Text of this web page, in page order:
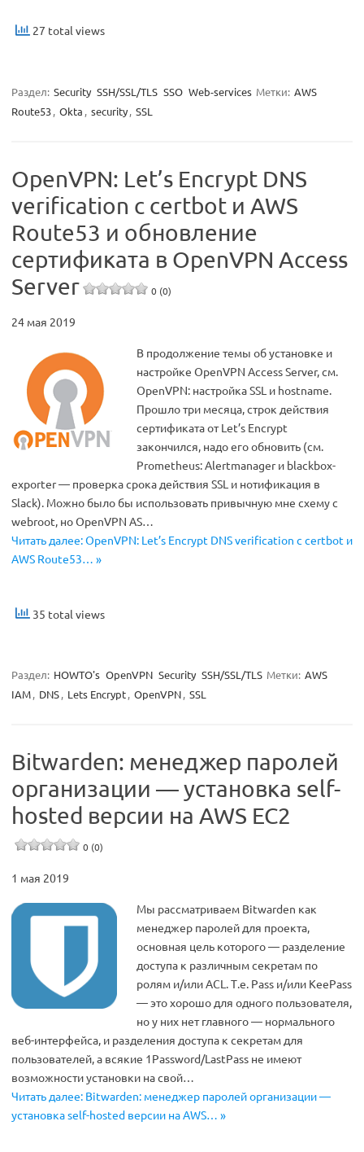
27 total views
Раздел: Security SSH/SSL/TLS SSO Web-services Метки: AWS
Route53, Okta , security, SSL
OpenVPN: Let’s Encrypt DNS
verification с certbot и AWS
Route53 и обновление
сертификата в OpenVPN Access
Server
0 (0)
24 мая 2019
В продолжение темы об установке и
настройке OpenVPN Access Server, см.
OpenVPN: настройка SSL и hostname.
Прошло три месяца, строк действия
сертификата от Let’s Encrypt
закончился, надо его обновить (см.
Prometheus: Alertmanager и blackbox-
exporter — проверка срока действия SSL и нотификация в
Slack). Можно было бы использовать привычную мне схему с
webroot, но OpenVPN AS…
Читать далее: OpenVPN: Let’s Encrypt DNS verification с certbot и
AWS Route53… »
35 total views
Раздел: HOWTO's OpenVPN Security SSH/SSL/TLS Метки: AWS
IAM, DNS, Lets Encrypt, OpenVPN, SSL
Bitwarden: менеджер паролей
организации — установка self-
hosted версии на AWS EC2
0 (0)
1 мая 2019
Мы рассматриваем Bitwarden как
менеджер паролей для проекта,
основная цель которого — разделение
доступа к различным секретам по
ролям и/или ACL. Т.е. Pass и/или KeePass
— это хорошо для одного пользователя,
но у них нет главного — нормального
веб-интерфейса, и разделения доступа к секретам для
пользователей, а всякие 1Password/LastPass не имеют
возможности установки на свой…
Читать далее: Bitwarden: менеджер паролей организации —
установка self-hosted версии на AWS… »